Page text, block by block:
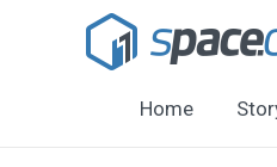
Home